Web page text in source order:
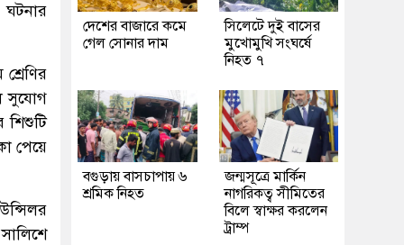
ঘটনার
সুযোগ
শিশুটি
পেয়ে
দেশের বাজারে কমে
গেল সোনার দাম
সিলেটে দুই বাসের
মুখোমুখি সংঘর্ষে
নিহত ৭
বগুড়ায় বাসচাপায় ৬
শ্রমিক নিহত
জন্মসূত্রে মার্কিন
নাগরিকত্ব সীমিতের
বিলে স্বাক্ষর করলেন
ট্রাম্প